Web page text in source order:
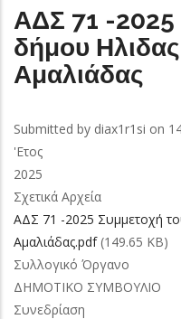
ΑΔΣ 71 -2025
δήμου
Αμαλιάδας
Submitted by diax1r1si on
'Ετος
2025
Σχετικά Αρχεία
ΑΔΣ 71 -2025 Συμμετοχή
Αμαλιάδας.pdf (149.65 KB)
Συλλογικό Όργανο
ΔΗΜΟΤΙΚΟ ΣΥΜΒΟΥΛΙΟ
Συνεδρίαση